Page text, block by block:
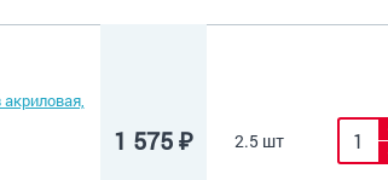
1 575 ₽ 2.5 шт